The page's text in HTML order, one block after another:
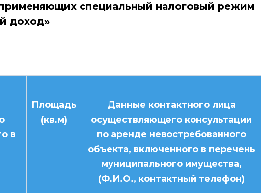
специальный налоговый режим
доход»
в
Площадь
(кв.м)
Данные контактного лица
осуществляющего консультации
по аренде невостребованного
объекта, включенного в перечень
муниципального имущества,
(Ф.И.О., контактный телефон)